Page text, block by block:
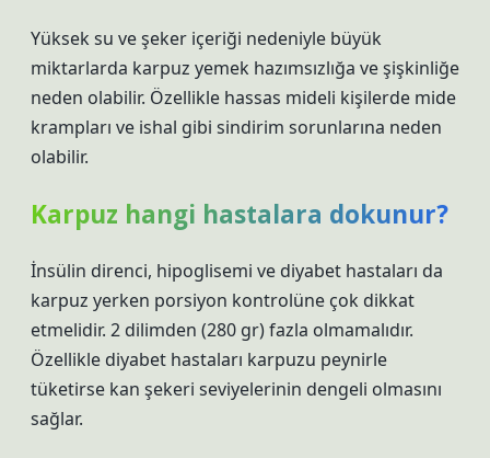
Yüksek su ve şeker içeriği nedeniyle büyük
miktarlarda karpuz yemek hazımsızlığa ve şişkinliğe
neden olabilir. Özellikle hassas mideli kişilerde mide
krampları ve ishal gibi sindirim sorunlarına neden
olabilir.
Karpuz hangi hastalara dokunur?
İnsülin direnci, hipoglisemi ve diyabet hastaları da
karpuz yerken porsiyon kontrolüne çok dikkat
etmelidir. 2 dilimden (280 gr) fazla olmamalıdır.
Özellikle diyabet hastaları karpuzu peynirle
tüketirse kan şekeri seviyelerinin dengeli olmasını
sağlar.